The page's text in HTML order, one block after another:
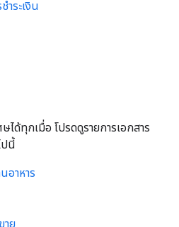
ำระเงิน
ได้ทุกเมื่อ โปรดดูรายการเอกสาร
ปนี้
อาหาร
าย